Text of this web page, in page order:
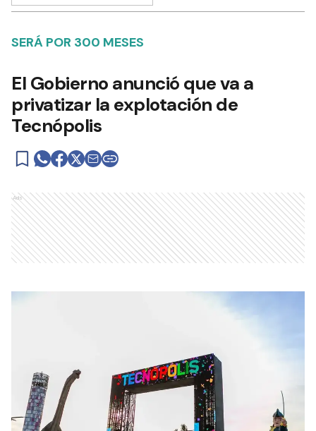
SERÁ POR 300 MESES
El Gobierno anunció que va a
privatizar la explotación de
Tecnópolis
Ads